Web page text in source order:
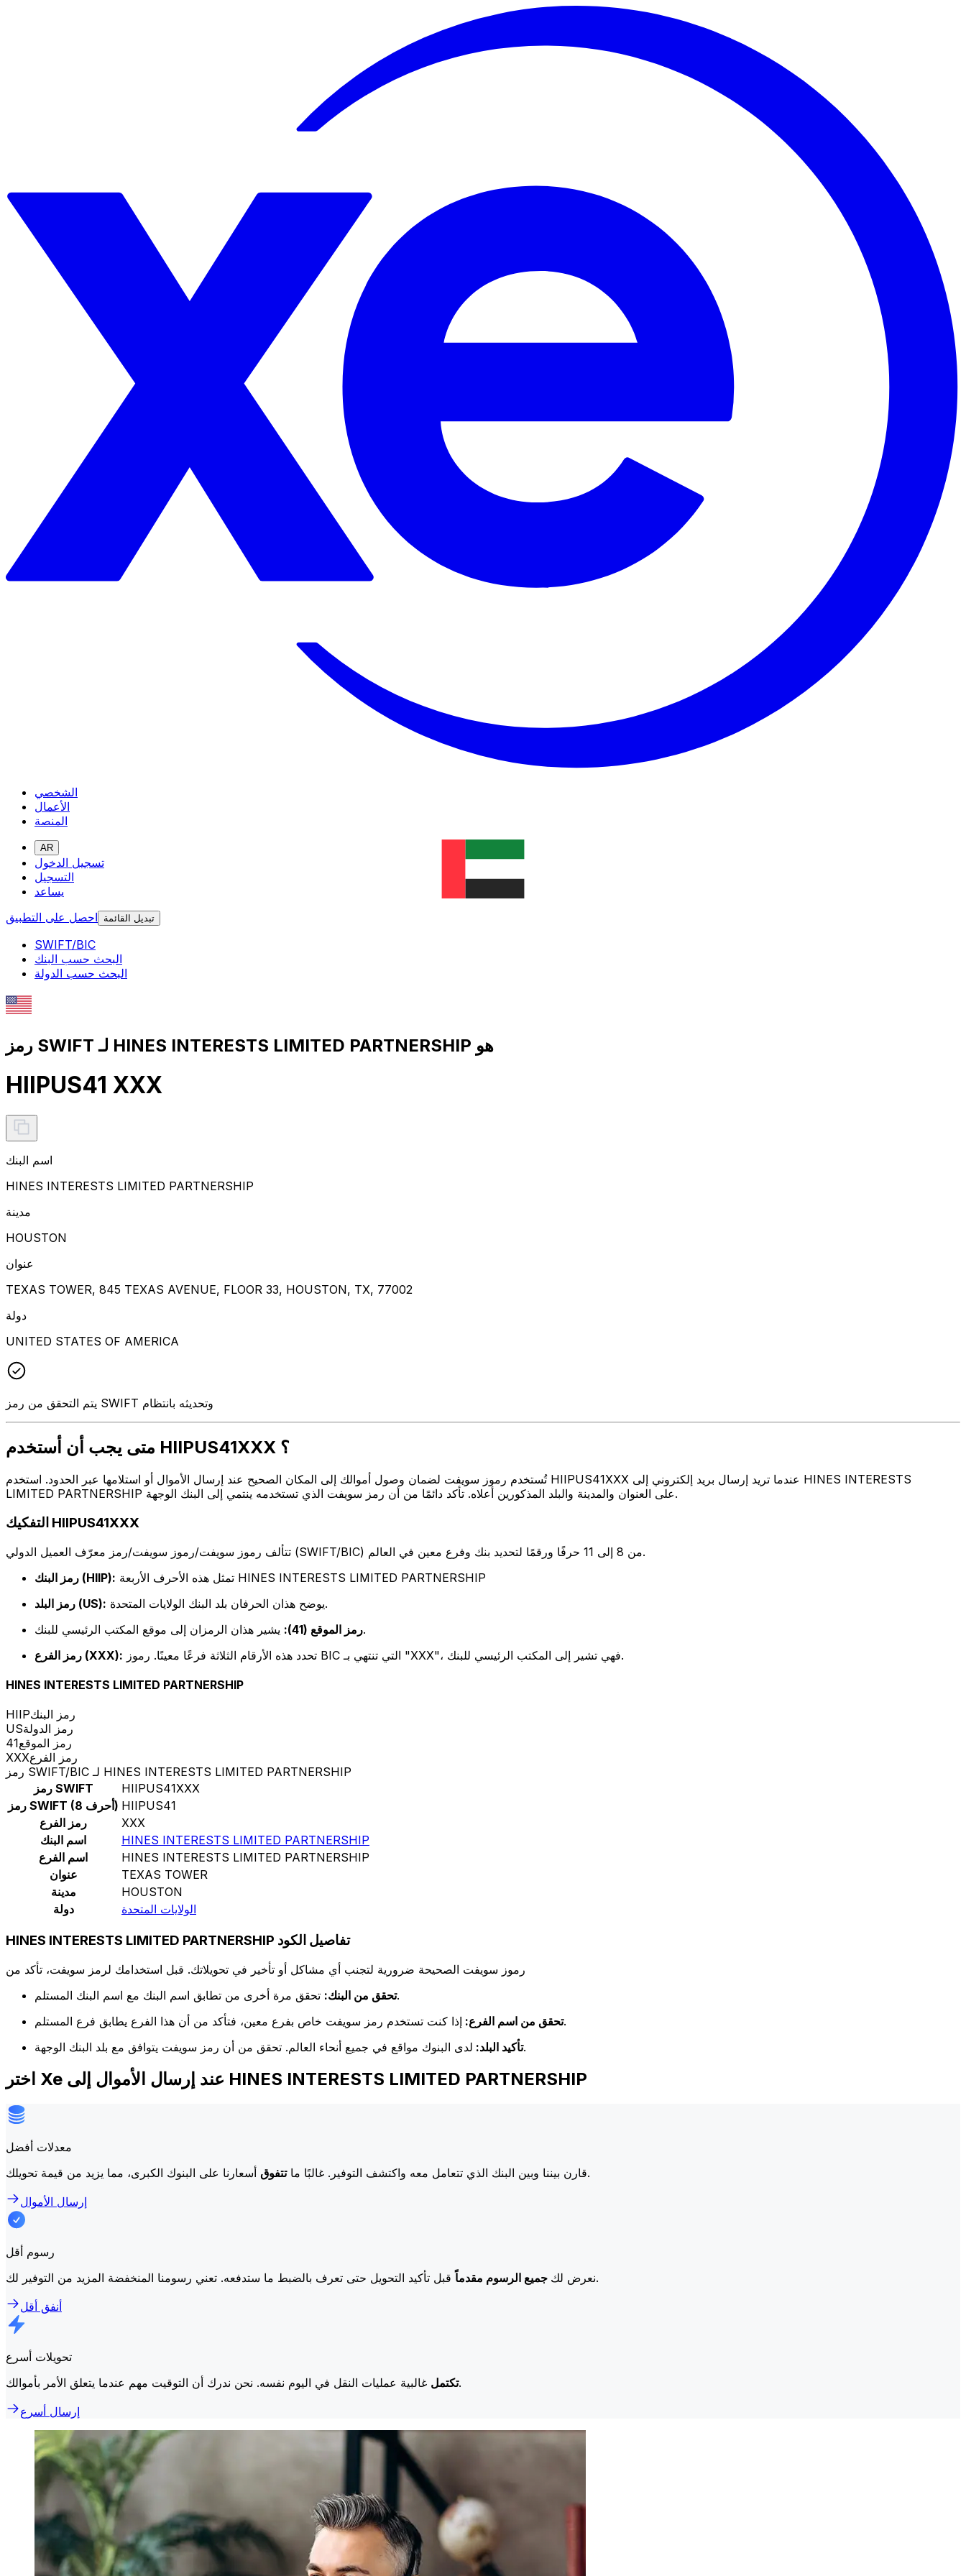
الشخصي
الأعمال
المنصة
AR
تسجيل الدخول
التسجيل
يساعد
احصل على التطبيق
تبديل القائمة
SWIFT/BIC
البحث حسب البنك
البحث حسب الدولة
رمز SWIFT لـ HINES INTERESTS LIMITED PARTNERSHIP هو
HIIPUS41 XXX
اسم البنك
HINES INTERESTS LIMITED PARTNERSHIP
مدينة
HOUSTON
عنوان
TEXAS TOWER, 845 TEXAS AVENUE, FLOOR 33, HOUSTON, TX, 77002
دولة
UNITED STATES OF AMERICA
يتم التحقق من رمز SWIFT وتحديثه بانتظام
متى يجب أن أستخدم HIIPUS41XXX ؟
تُستخدم رموز سويفت لضمان وصول أموالك إلى المكان الصحيح عند إرسال الأموال أو استلامها عبر الحدود. استخدم HIIPUS41XXX عندما تريد إرسال بريد إلكتروني إلى HINES INTERESTS
LIMITED PARTNERSHIP على العنوان والمدينة والبلد المذكورين أعلاه. تأكد دائمًا من أن رمز سويفت الذي تستخدمه ينتمي إلى البنك الوجهة.
التفكيك HIIPUS41XXX
تتألف رموز سويفت/رموز سويفت/رمز معرّف العميل الدولي (SWIFT/BIC) من 8 إلى 11 حرفًا ورقمًا لتحديد بنك وفرع معين في العالم.
رمز البنك (HIIP):
تمثل هذه الأحرف الأربعة HINES INTERESTS LIMITED PARTNERSHIP
رمز البلد (US):
يوضح هذان الحرفان بلد البنك الولايات المتحدة.
رمز الموقع (41):يشير هذان الرمزان إلى موقع المكتب الرئيسي للبنك.
رمز الفرع (XXX):
تحدد هذه الأرقام الثلاثة فرعًا معينًا. رموز BIC التي تنتهي بـ "XXX"، فهي تشير إلى المكتب الرئيسي للبنك.
HINES INTERESTS LIMITED PARTNERSHIP
HIIPرمز البنك
USرمز الدولة
41رمز الموقع
XXXرمز الفرع
رمز SWIFT/BIC لـ HINES INTERESTS LIMITED PARTNERSHIP
رمز SWIFT
HIIPUS41XXX
رمز SWIFT (8 أحرف) HIIPUS41
رمز الفرع
XXX
اسم البنك
HINES INTERESTS LIMITED PARTNERSHIP
اسم الفرع
HINES INTERESTS LIMITED PARTNERSHIP
عنوان
TEXAS TOWER
مدينة
HOUSTON
دولة
الولايات المتحدة
HINES INTERESTS LIMITED PARTNERSHIP تفاصيل الكود
رموز سويفت الصحيحة ضرورية لتجنب أي مشاكل أو تأخير في تحويلاتك. قبل استخدامك لرمز سويفت، تأكد من
تحقق من البنك:تحقق مرة أخرى من تطابق اسم البنك مع اسم البنك المستلم.
تحقق من اسم الفرع:إذا كنت تستخدم رمز سويفت خاص بفرع معين، فتأكد من أن هذا الفرع يطابق فرع المستلم.
تأكيد البلد:لدى البنوك مواقع في جميع أنحاء العالم. تحقق من أن رمز سويفت يتوافق مع بلد البنك الوجهة.
اختر Xe عند إرسال الأموال إلى HINES INTERESTS LIMITED PARTNERSHIP
معدلات أفضل
قارن بيننا وبين البنك الذي تتعامل معه واكتشف التوفير. غالبًا ماتتفوق
أسعارنا على البنوك الكبرى، مما يزيد من قيمة تحويلك.
إرسال الأموال
رسوم أقل
نعرض لك جميع الرسوم مقدماً
قبل تأكيد التحويل حتى تعرف بالضبط ما ستدفعه. تعني رسومنا المنخفضة المزيد من التوفير لك.
أنفق أقل
تحويلات أسرع
تكتملغالبية عمليات النقل في اليوم نفسه. نحن ندرك أن التوقيت مهم عندما يتعلق الأمر بأموالك.
إرسال أسرع